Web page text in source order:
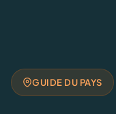
GUIDE DU PAYS